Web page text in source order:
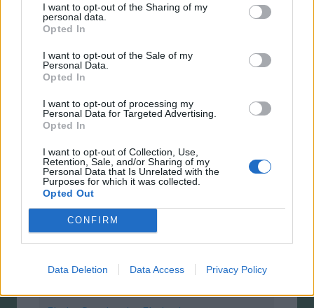
I want to opt-out of the Sharing of my
personal data.
Opted In
I want to opt-out of the Sale of my
Personal Data.
Opted In
I want to opt-out of processing my
Personal Data for Targeted Advertising.
Opted In
I want to opt-out of Collection, Use,
Retention, Sale, and/or Sharing of my
Personal Data that Is Unrelated with the
Purposes for which it was collected.
Opted Out
CONFIRM
Data Deletion Data Access Privacy Policy
100.000 kr
56
Ecster-kortet
13.82 %
0 kr
100.000 kr
60